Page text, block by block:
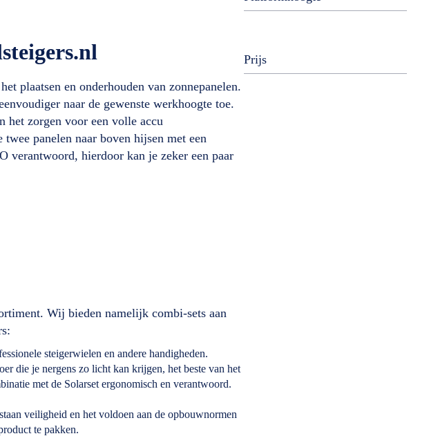
plaatsen en onderhouden van zonnepanelen.
naar de gewenste werkhoogte toe.
het zorgen voor een volle accu
panelen naar boven hijsen met een
verantwoord, hierdoor kan je zeker een paar
Wij bieden namelijk combi-sets aan
steigerwielen en andere handigheden.
die je nergens zo licht kan krijgen, het beste van het
met de Solarset ergonomisch en verantwoord.
veiligheid en het voldoen aan de opbouwnormen
te pakken.
Prijs